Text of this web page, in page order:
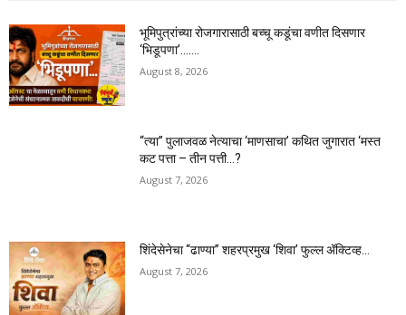
भूमिपुत्रांच्या रोजगारासाठी बच्चू कडूंचा वणीत दिसणार
‘भिडूपणा’…….
August 8, 2026
“त्या” पुलाजवळ नेत्याचा ‘माणसाचा’ कथित जुगारात ‘मस्त
कट पत्ता – तीन पत्ती…?
August 7, 2026
शिंदेसेनेचा “ढाण्या” शहरप्रमुख ‘शिवा’ फुल्ल ॲक्टिव्ह…
August 7, 2026